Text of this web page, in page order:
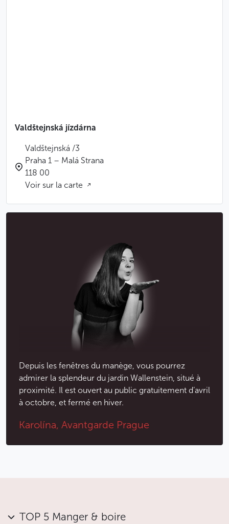
Valdštejnská jízdárna
Valdštejnská /3
Praha 1 – Malá Strana
118 00
Voir sur la carte
Depuis les fenêtres du manège, vous pourrez
admirer la splendeur du jardin Wallenstein, situé à
proximité. Il est ouvert au public gratuitement d’avril
à octobre, et fermé en hiver.
Karolína, Avantgarde Prague
TOP 5 Manger & boire